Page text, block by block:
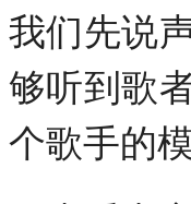
我们先说
够听到歌
个歌手的